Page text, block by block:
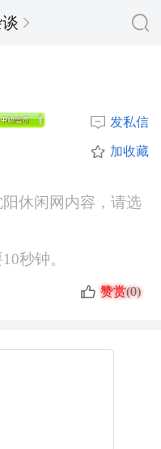
发私信
加收藏
休闲网内容，请选
秒钟。
赞赏(0)